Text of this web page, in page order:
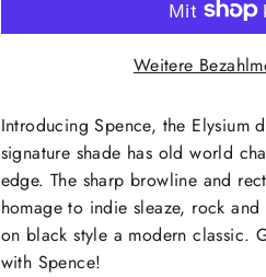
Weitere
Introducing Spence, the Elysium
signature shade has old world
edge. The sharp browline and
homage to indie sleaze, rock
on black style a modern classic.
with Spence!